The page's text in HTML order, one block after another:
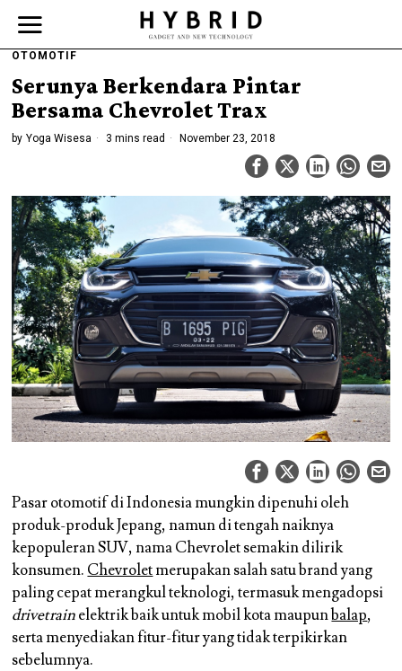
OTOMOTIF
Serunya Berkendara Pintar
Bersama Chevrolet Trax
by Yoga Wisesa 3 mins read November 23, 2018
Pasar otomotif di Indonesia mungkin dipenuhi oleh
produk-produk Jepang, namun di tengah naiknya
kepopuleran SUV, nama Chevrolet semakin dilirik
konsumen. Chevroletmerupakan salah satu brand yang
paling cepat merangkul teknologi, termasuk mengadopsi
drivetrainelektrik baik untuk mobil kota maupunbalap,
serta menyediakan fitur-fitur yang tidak terpikirkan
sebelumnya.